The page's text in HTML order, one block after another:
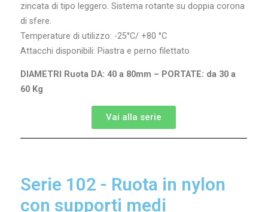
zincata di tipo leggero. Sistema rotante su doppia corona
di sfere.
Temperature di utilizzo: -25°C/ +80 °C
Attacchi disponibili: Piastra e perno filettato
DIAMETRI Ruota DA: 40 a 80mm – PORTATE: da 30 a
60 Kg
Vai alla serie
Serie 102 - Ruota in nylon
con supporti medi